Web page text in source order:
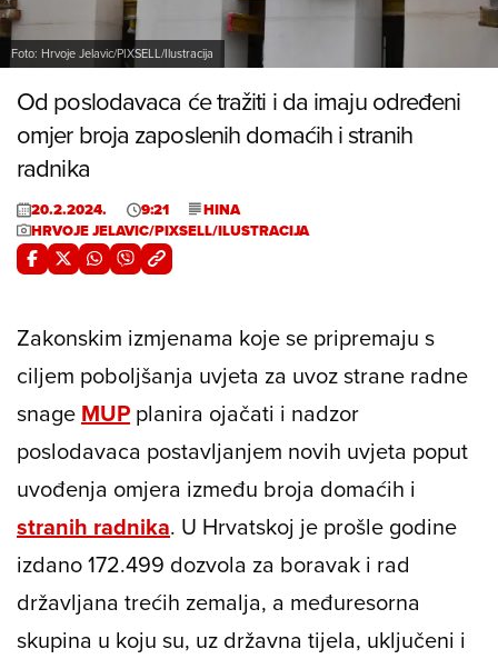
Foto: Hrvoje Jelavic/PIXSELL/Ilustracija
Od poslodavaca će tražiti i da imaju određeni
omjer broja zaposlenih domaćih i stranih
radnika
20.2.2024. 9:21
HINA
HRVOJE JELAVIC/PIXSELL/ILUSTRACIJA
Zakonskim izmjenama koje se pripremaju s
ciljem poboljšanja uvjeta za uvoz strane radne
snage MUP planira ojačati i nadzor
poslodavaca postavljanjem novih uvjeta poput
uvođenja omjera između broja domaćih i
stranih radnika. U Hrvatskoj je prošle godine
izdano 172.499 dozvola za boravak i rad
državljana trećih zemalja, a međuresorna
skupina u koju su, uz državna tijela, uključeni i